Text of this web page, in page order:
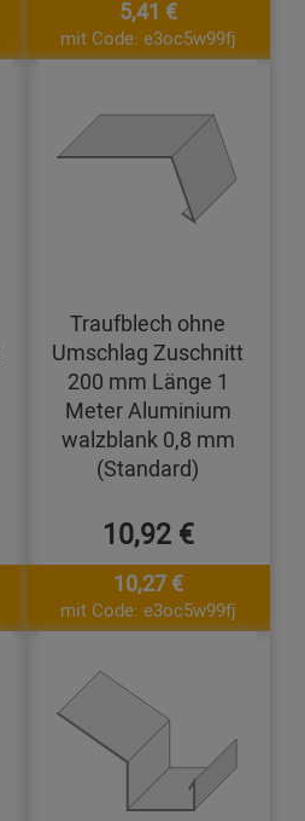
5,41 €
mit Code: e3oc5w99fj
Traufblech ohne
Umschlag Zuschnitt
200 mm Länge 1
Meter Aluminium
walzblank 0,8 mm
(Standard)
10,92 €
10,27 €
mit Code: e3oc5w99fj